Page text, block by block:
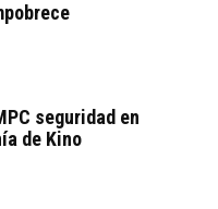
seguridad en
de Kino